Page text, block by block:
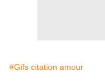
#Gifs citation amour